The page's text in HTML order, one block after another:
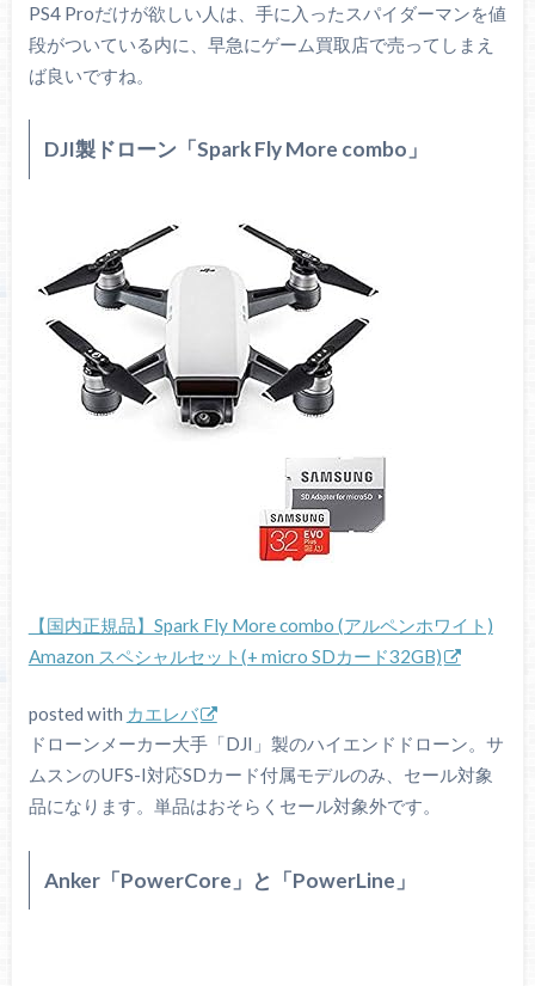
PS4 Proだけが欲しい人は、手に入ったスパイダーマンを値
段がついている内に、早急にゲーム買取店で売ってしまえ
ば良いですね。
DJI製ドローン「Spark Fly More combo」
【国内正規品】Spark Fly More combo (アルペンホワイト)
Amazon スペシャルセット(+ micro SDカード32GB)
posted with カエレバ
ドローンメーカー大手「DJI」製のハイエンドドローン。サ
ムスンのUFS-I対応SDカード付属モデルのみ、セール対象
品になります。単品はおそらくセール対象外です。
Anker「PowerCore」と「PowerLine」